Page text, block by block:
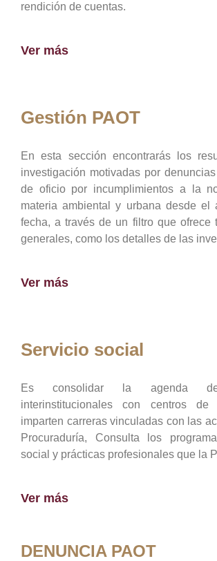
rendición de cuentas.
Ver más
Gestión PAOT
En esta sección encontrarás los
investigación motivadas por
de oficio por incumplimientos a la
materia ambiental y urbana desde el
fecha, a través de un filtro que ofrece
generales, como los detalles de las
Ver más
Servicio social
Es consolidar la agenda de
interinstitucionales con centros de
imparten carreras vinculadas con las
Procuraduría, Consulta los
social y prácticas profesionales que la
Ver más
DENUNCIA PAOT